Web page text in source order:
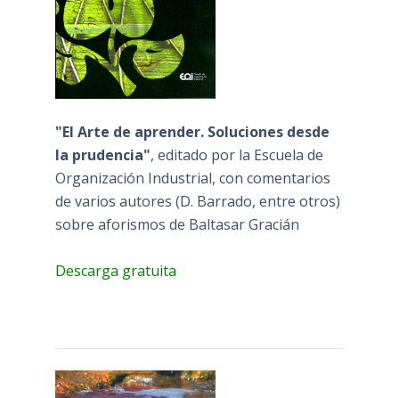
"El Arte de aprender. Soluciones desde
la prudencia", editado por la Escuela de
Organización Industrial, con comentarios
de varios autores (D. Barrado, entre otros)
sobre aforismos de Baltasar Gracián
Descarga gratuita